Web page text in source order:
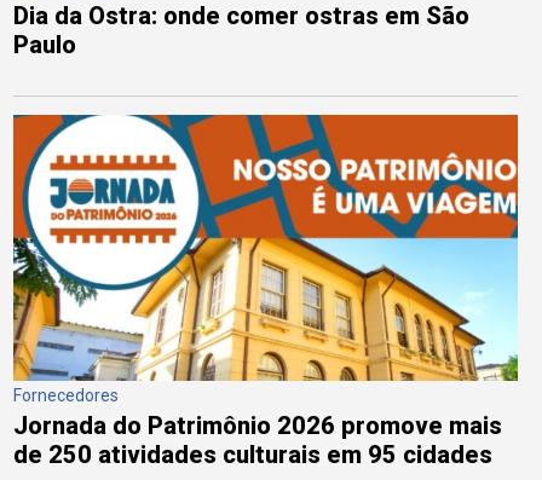
Dia da Ostra: onde comer ostras em São
Paulo
Fornecedores
Jornada do Patrimônio 2026 promove mais
de 250 atividades culturais em 95 cidades